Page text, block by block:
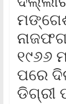
୧୯୬୬
ପରେ
ଡିଗ୍ରୀ